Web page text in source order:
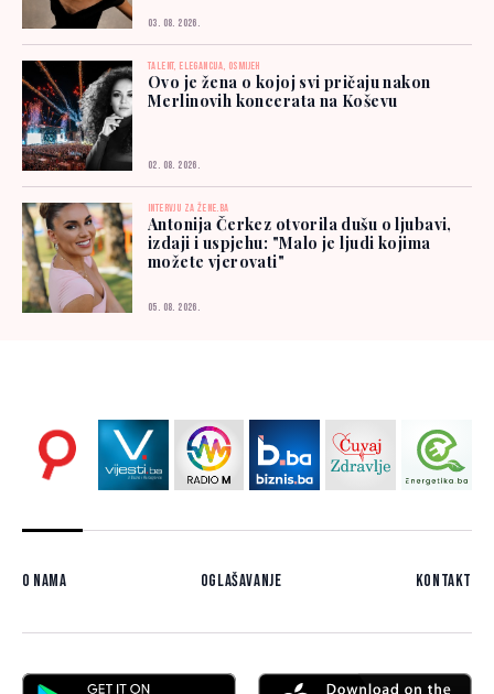
03. 08. 2026.
TALENT, ELEGANCIJA, OSMIJEH
Ovo je žena o kojoj svi pričaju nakon
Merlinovih koncerata na Koševu
02. 08. 2026.
INTERVJU ZA ŽENE.BA
Antonija Čerkez otvorila dušu o ljubavi,
izdaji i uspjehu: "Malo je ljudi kojima
možete vjerovati"
05. 08. 2026.
O nama Oglašavanje Kontakt